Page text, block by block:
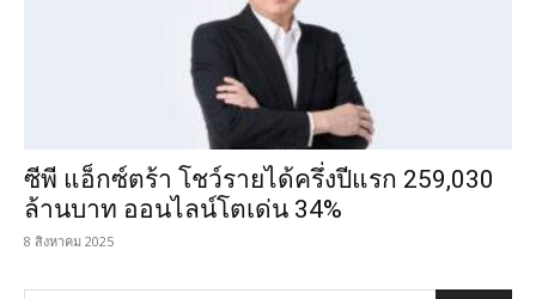
ซีพี แอ็กซ์ตร้า โชว์รายได้ครึ่งปีแรก 259,030
ล้านบาท ออนไลน์โตเด่น 34%
8 สิงหาคม 2025